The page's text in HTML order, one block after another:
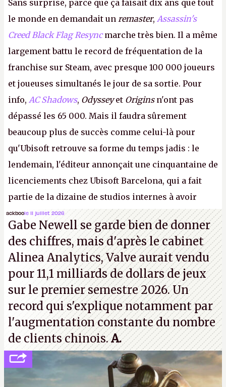
Sans surprise, parce que ça faisait dix ans que tout
le monde en demandait un remaster, Assassin's
Creed Black Flag Resyncmarche très bien. Il a même
largement battu le record de fréquentation de la
franchise sur Steam, avec presque 100 000 joueurs
et joueuses simultanés le jour de sa sortie. Pour
info, AC Shadows, Odysseyet Originsn'ont pas
dépassé les 65 000. Mais il faudra sûrement
beaucoup plus de succès comme celui-là pour
qu'Ubisoft retrouve sa forme du temps jadis : le
lendemain, l'éditeur annonçait une cinquantaine de
licenciements chez Ubisoft Barcelona, qui a fait
partie de la dizaine de studios internes à avoir
travaillé sur cetAssassin's Creedsous la direction
d'Ubisoft Singapour.A.
ackboole 11 juillet 2026
Gabe Newell se garde bien de donner
des chiffres, mais d'après le cabinet
Alinea Analytics, Valve aurait vendu
pour 11,1 milliards de dollars de jeux
sur le premier semestre 2026. Un
record qui s'explique notamment par
l'augmentation constante du nombre
de clients chinois.A.